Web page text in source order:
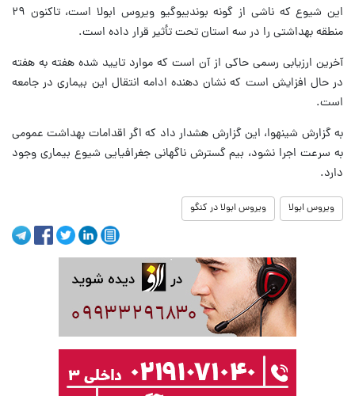
این شیوع که ناشی از گونه بوندیبوگیو ویروس ابولا است، تاکنون ۲۹
منطقه بهداشتی را در سه استان تحت تأثیر قرار داده است.
آخرین ارزیابی رسمی حاکی از آن است که موارد تایید شده هفته به هفته
در حال افزایش است که نشان دهنده ادامه انتقال این بیماری در جامعه
است.
به گزارش شینهوا، این گزارش هشدار داد که اگر اقدامات بهداشت عمومی
به سرعت اجرا نشود، بیم گسترش ناگهانی جغرافیایی شیوع بیماری وجود
دارد.
ویروس ابولا ویروس ابولا در کنگو